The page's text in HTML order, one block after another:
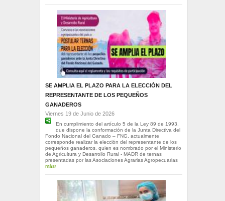
SE AMPLIA EL PLAZO PARA LA ELECCIÓN DEL
REPRESENTANTE DE LOS PEQUEÑOS
GANADEROS
Viernes 19 de Junio de 2026
En cumplimiento del artículo 5 de la Ley 89 de 1993,
que dispone la conformación de la Junta Directiva del
Fondo Nacional del Ganado – FNG, actualmente
corresponde realizar la elección del representante de los
pequeños ganaderos, quien es nombrado por el Ministerio
de Agricultura y Desarrollo Rural - MADR de ternas
presentadas por las Asociaciones Agrarias Agropecuarias
más›